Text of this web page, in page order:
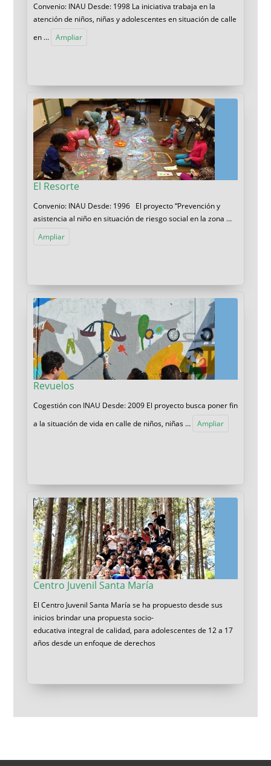
Convenio: INAU Desde: 1998 La iniciativa trabaja en la
atención de niños, niñas y adolescentes en situación de calle
en …
Ampliar
El Resorte
Convenio: INAU Desde: 1996 El proyecto “Prevención y
asistencia al niño en situación de riesgo social en la zona …
Ampliar
Revuelos
Cogestión con INAU Desde: 2009 El proyecto busca poner fin
a la situación de vida en calle de niños, niñas …
Ampliar
Centro Juvenil Santa María
El Centro Juvenil Santa María se ha propuesto desde sus
inicios brindar una propuesta socio-
educativa integral de calidad, para adolescentes de 12 a 17
años desde un enfoque de derechos